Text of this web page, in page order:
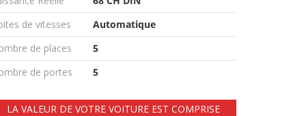
de vitesses
Automatique
de places
5
de portes
5
LA VALEUR DE VOTRE VOITURE EST COMPRISE